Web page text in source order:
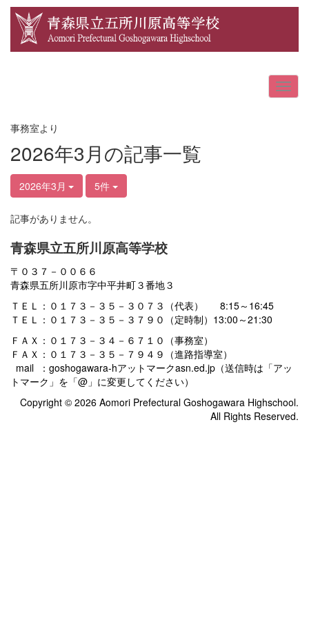
事務室より
2026年3月の記事一覧
2026年3月 5件
記事がありません。
青森県立五所川原高等学校
〒０３７－００６６
青森県五所川原市字中平井町３番地３
ＴＥＬ：０１７３－３５－３０７３（代表） 8:15～16:45
ＴＥＬ：０１７３－３５－３７９０（定時制）13:00～21:30
ＦＡＸ：０１７３－３４－６７１０（事務室）
ＦＡＸ：０１７３－３５－７９４９（進路指導室）
mail ：goshogawara-hアットマークasn.ed.jp（送信時は「アッ
トマーク」を「@」に変更してください）
Copyright © 2026 Aomori Prefectural Goshogawara Highschool.
All Rights Reserved.